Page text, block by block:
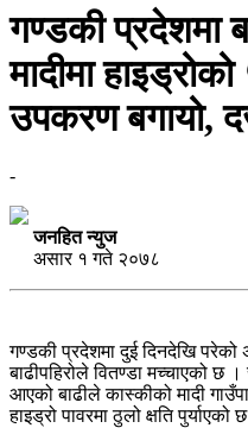
गण्डकी प्रदेशमा
मादीमा
उपकरण बगायो,
-
जनहित न्युज
असार १ गते २०७८
गण्डकी प्रदेशमा दुई दिनदेखि परेको
बाढीपहिरोले वितण्डा मच्चाएको छ
आएको बाढीले कास्कीको मादी
हाइड्रो पावरमा ठुलो क्षति पुर्याएको